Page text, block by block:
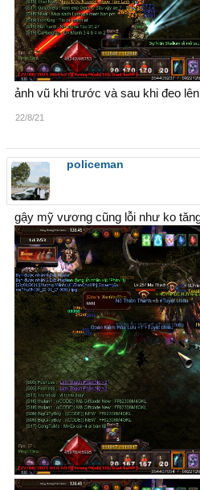
ảnh vũ khi trước và sau khi đeo
22/8/21
policeman
gậy mỹ vương cũng lỗi như ko